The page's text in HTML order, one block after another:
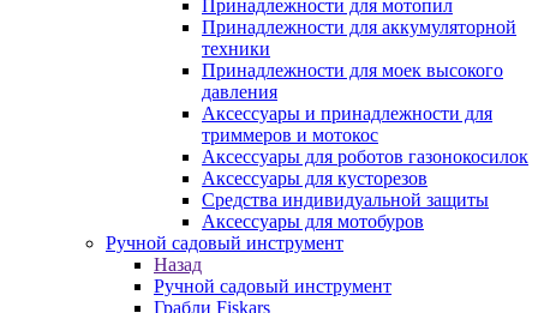
Принадлежности для мотопил
Принадлежности для аккумуляторной
техники
Принадлежности для моек высокого
давления
Аксессуары и принадлежности для
триммеров и мотокос
Аксессуары для роботов газонокосилок
Аксессуары для кусторезов
Средства индивидуальной защиты
Аксессуары для мотобуров
Ручной садовый инструмент
Назад
Ручной садовый инструмент
Грабли Fiskars